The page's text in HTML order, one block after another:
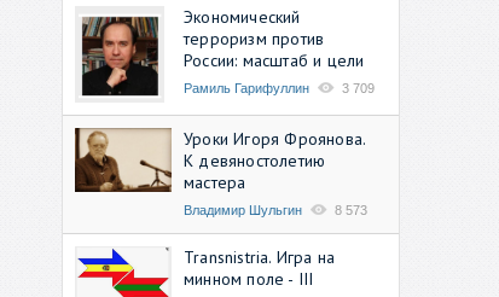
Экономический
терроризм против
России: масштаб и цели
Рамиль Гарифуллин 3 709
Уроки Игоря Фроянова.
К девяностолетию
мастера
Владимир Шульгин 8 573
Transnistria. Игра на
минном поле - III